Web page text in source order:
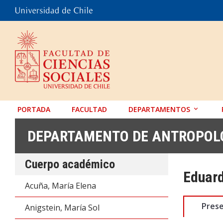
PORTADA FACULTAD
DEPARTAMENTOS
SOCIOLOGÍA
TRABAJO SOCIAL
DEPARTAMENTO DE
Cuerpo académico
Acuña, María Elena
Anigstein, María Sol